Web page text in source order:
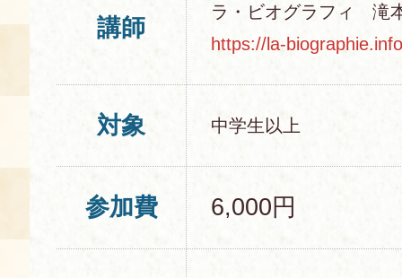
講師
ラ・ビオグラフィ 滝
https://la-biographie.info
対象 中学生以上
参加費 6,000円